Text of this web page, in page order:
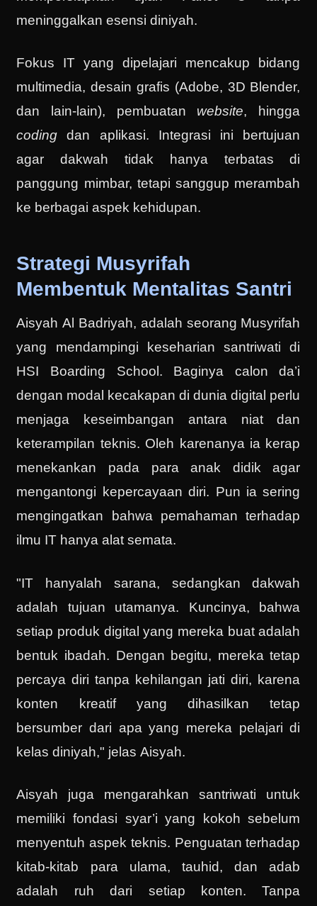
meninggalkan esensi diniyah.
Fokus IT yang dipelajari mencakup bidang
multimedia, desain grafis (Adobe, 3D Blender,
dan lain-lain), pembuatan website, hingga
codingdan aplikasi. Integrasi ini bertujuan
agar dakwah tidak hanya terbatas di
panggung mimbar, tetapi sanggup merambah
ke berbagai aspek kehidupan.
Strategi Musyrifah
Membentuk Mentalitas Santri
Aisyah Al Badriyah, adalah seorang Musyrifah
yang mendampingi keseharian santriwati di
HSI Boarding School. Baginya calon da’i
dengan modal kecakapan di dunia digital perlu
menjaga keseimbangan antara niat dan
keterampilan teknis. Oleh karenanya ia kerap
menekankan pada para anak didik agar
mengantongi kepercayaan diri. Pun ia sering
mengingatkan bahwa pemahaman terhadap
ilmu IT hanya alat semata.
"IT hanyalah sarana, sedangkan dakwah
adalah tujuan utamanya. Kuncinya, bahwa
setiap produk digital yang mereka buat adalah
bentuk ibadah. Dengan begitu, mereka tetap
percaya diri tanpa kehilangan jati diri, karena
konten kreatif yang dihasilkan tetap
bersumber dari apa yang mereka pelajari di
kelas diniyah," jelas Aisyah.
Aisyah juga mengarahkan santriwati untuk
memiliki fondasi syar’i yang kokoh sebelum
menyentuh aspek teknis. Penguatan terhadap
kitab-kitab para ulama, tauhid, dan adab
adalah ruh dari setiap konten. Tanpa